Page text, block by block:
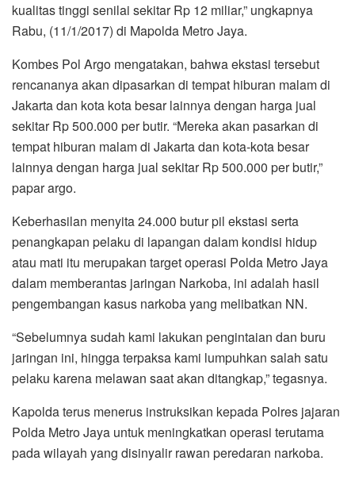
kualitas tinggi senilai sekitar Rp 12 miliar,” ungkapnya
Rabu, (11/1/2017) di Mapolda Metro Jaya.
Kombes Pol Argo mengatakan, bahwa ekstasi tersebut
rencananya akan dipasarkan di tempat hiburan malam di
Jakarta dan kota kota besar lainnya dengan harga jual
sekitar Rp 500.000 per butir. “Mereka akan pasarkan di
tempat hiburan malam di Jakarta dan kota-kota besar
lainnya dengan harga jual sekitar Rp 500.000 per butir,”
papar argo.
Keberhasilan menyita 24.000 butur pil ekstasi serta
penangkapan pelaku di lapangan dalam kondisi hidup
atau mati itu merupakan target operasi Polda Metro Jaya
dalam memberantas jaringan Narkoba, ini adalah hasil
pengembangan kasus narkoba yang melibatkan NN.
“Sebelumnya sudah kami lakukan pengintaian dan buru
jaringan ini, hingga terpaksa kami lumpuhkan salah satu
pelaku karena melawan saat akan ditangkap,” tegasnya.
Kapolda terus menerus instruksikan kepada Polres jajaran
Polda Metro Jaya untuk meningkatkan operasi terutama
pada wilayah yang disinyalir rawan peredaran narkoba.